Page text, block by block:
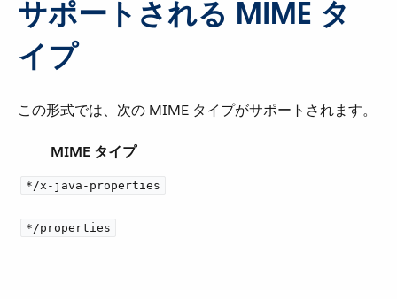
サポートされる MIME タ
イプ
この形式では、次の MIME タイプがサポートされます。
MIME タイプ
*/x-java-properties
*/properties